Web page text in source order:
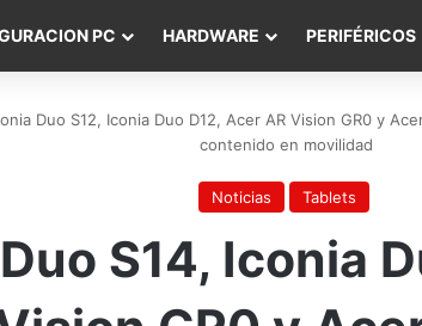
PC HARDWARE PERIFÉRICOS
Duo S12, Iconia Duo D12, Acer AR Vision GR0 y
contenido en movilidad
Noticias Tablets
S14, Iconia